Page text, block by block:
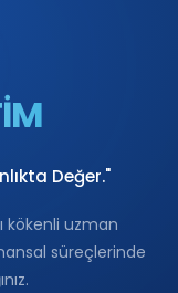
Değer."
kökenli uzman
süreçlerinde